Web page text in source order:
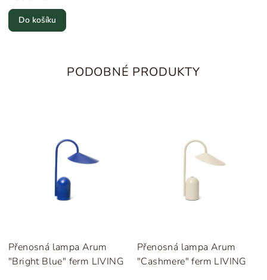
Do košíku
PODOBNÉ PRODUKTY
Přenosná lampa Arum
"Bright Blue" ferm LIVING
Přenosná lampa Arum
"Cashmere" ferm LIVING